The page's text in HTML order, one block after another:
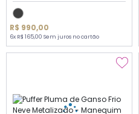
R$ 990,00
6x R$ 165,00 Sem juros no cartão